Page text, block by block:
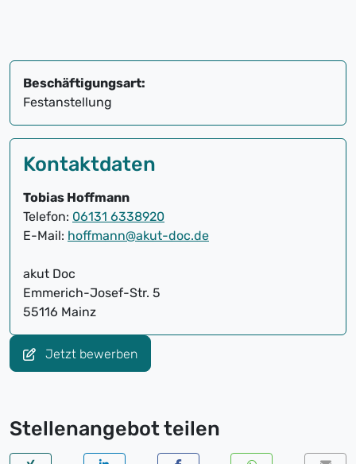
Beschäftigungsart:
Festanstellung
Kontaktdaten
Tobias Hoffmann
Telefon: 06131 6338920
E-Mail: hoffmann@akut-doc.de
akut Doc
Emmerich-Josef-Str. 5
55116 Mainz
Jetzt bewerben
Stellenangebot teilen